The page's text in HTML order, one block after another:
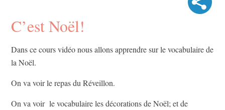
C’est Noël!
Dans ce cours vidéo nous allons apprendre sur le vocabulaire de
la Noël.
On va voir le repas du Réveillon.
On va voir le vocabulaire les décorations de Noël;​ et de